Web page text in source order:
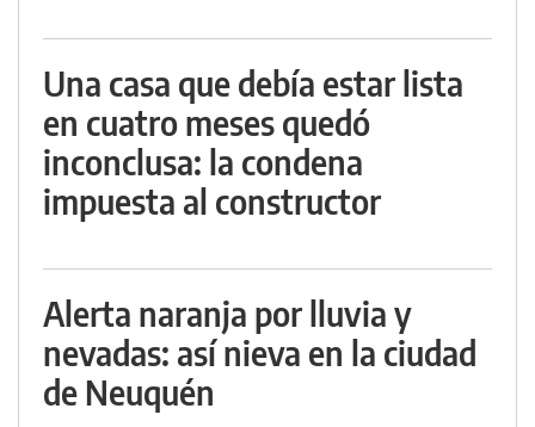
Una casa que debía estar lista
en cuatro meses quedó
inconclusa: la condena
impuesta al constructor
Alerta naranja por lluvia y
nevadas: así nieva en la ciudad
de Neuquén